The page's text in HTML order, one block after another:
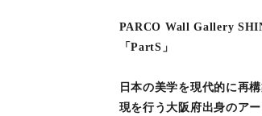
PARCO Wall Gallery
「PartS」
日本の美学を現代的に再
現を行う大阪府出身のア